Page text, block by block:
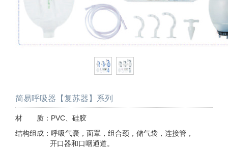
简易呼吸器【复苏器】系列
材 质：PVC、硅胶
结构组成：呼吸气囊，面罩，组合颈，储气袋，连接管，
开口器和口咽通道。